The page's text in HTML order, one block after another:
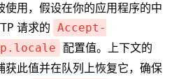
使用，假设在你的应用程序的中
请求的 Accept-
配置值。上下文的
获此值并在队列上恢复它，确保